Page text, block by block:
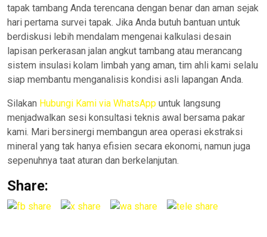
tapak tambang Anda terencana dengan benar dan aman sejak
hari pertama survei tapak. Jika Anda butuh bantuan untuk
berdiskusi lebih mendalam mengenai kalkulasi desain
lapisan perkerasan jalan angkut tambang atau merancang
sistem insulasi kolam limbah yang aman, tim ahli kami selalu
siap membantu menganalisis kondisi asli lapangan Anda.
Silakan Hubungi Kami via WhatsApp untuk langsung
menjadwalkan sesi konsultasi teknis awal bersama pakar
kami. Mari bersinergi membangun area operasi ekstraksi
mineral yang tak hanya efisien secara ekonomi, namun juga
sepenuhnya taat aturan dan berkelanjutan.
Share: